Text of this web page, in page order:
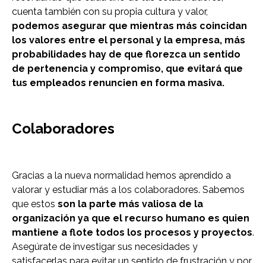
cuenta también con su propia cultura y valor,
podemos asegurar que mientras más coincidan
los valores entre el personal y la empresa, más
probabilidades hay de que florezca un sentido
de pertenencia y compromiso, que evitará que
tus empleados renuncien en forma masiva.
Colaboradores
Gracias a la nueva normalidad hemos aprendido a
valorar y estudiar más a los colaboradores. Sabemos
que estos son la parte más valiosa de la
organización ya que el recurso humano es quien
mantiene a flote todos los procesos y proyectos.
Asegúrate de investigar sus necesidades y